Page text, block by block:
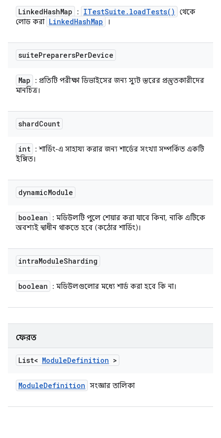
LinkedHashMap : ITestSuite . loadTests( )
থেকে
লোড করা LinkedHashMap ।
suitePreparersPerDevice
Map
: প্রতিটি পরীক্ষা ডিভাইসের জন্য স্যুট স্তরের প্রস্তুতকারীদের
মানচিত্র।
shardCount
int : শার্ডিং-এ সাহায্য করার জন্য শার্ডের সংখ্যা সম্পর্কিত একটি
ইঙ্গিত।
dynamicModule
boolean
: মডিউলটি পুলে শেয়ার করা যাবে কিনা, নাকি এটিকে
অবশ্যই স্বাধীন থাকতে হবে (কঠোর শার্ডিং)।
intraModuleSharding
boolean : মডিউলগুলোর মধ্যে শার্ড করা হবে কি না।
ফেরত
List< ModuleDefinition >
ModuleDefinition সংজ্ঞার তালিকা